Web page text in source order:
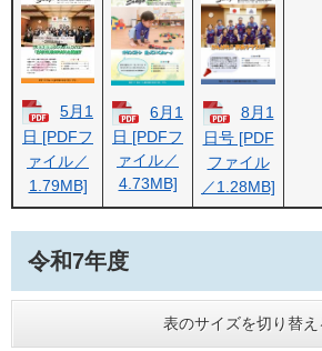
5月1
日 [PDFフ
ァイル／
1.79MB]
6月1
日 [PDFフ
ァイル／
4.73MB]
8月1
日号 [PDF
ファイル
／1.28MB]
令和7年度
表のサイズを切り替え